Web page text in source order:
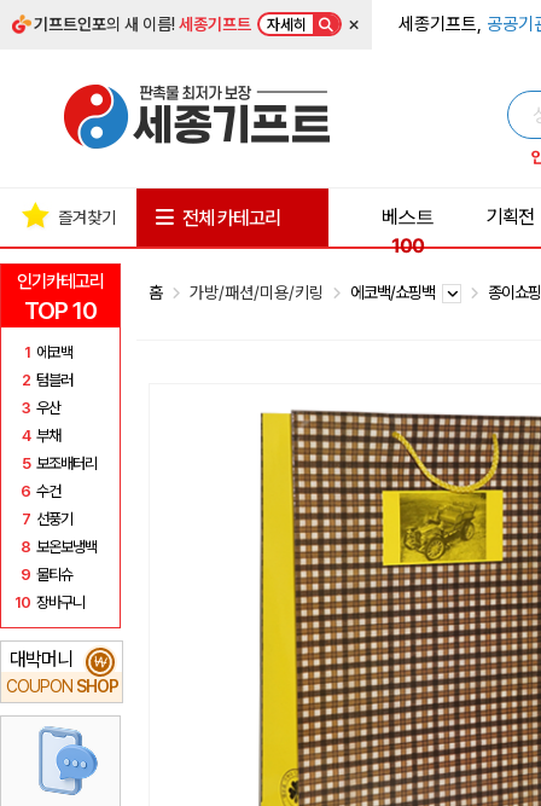
기프트인포의 새 이름!세종기프트 자세히 × 세종기프트, 공공기
인기카테고리
TOP 10
1 에코백
2 텀블러
3 우산
4 부채
5 보조배터리
6 수건
7 선풍기
8 보온보냉백
9 물티슈
10 장바구니
대박머니
COUPON SHOP
₩
즐겨찾기 전체 카테고리
베스트
100
기획전
홈 가방/패션/미용/키링 에코백/쇼핑백 종이쇼